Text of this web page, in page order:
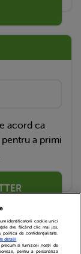
acord ca
a primi
identificatorii cookie unici
dvs. făcând clic mai jos,
politica de confidențialitate.
detalii
si furnizorii nostri de
pentru a personaliza